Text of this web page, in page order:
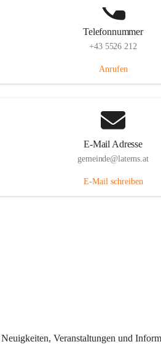
Telefonnummer
+43 5526 212
Anrufen
E-Mail Adresse
gemeinde@laterns.at
E-Mail schreiben
Veranstaltungen und